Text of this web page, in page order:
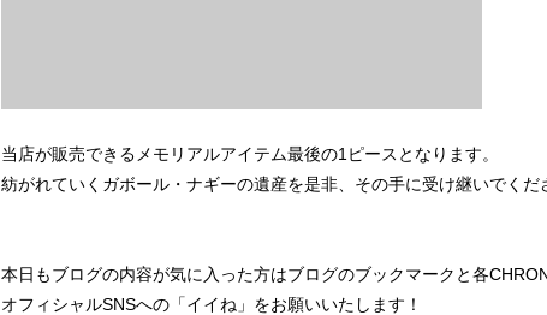
当店が販売できるメモリアルアイテム最後の1ピースとなります。
紡がれていくガボール・ナギーの遺産を是非、その手に受け継いでくだ
本日もブログの内容が気に入った方はブログのブックマークと各
オフィシャルSNSへの「イイね」をお願いいたします！